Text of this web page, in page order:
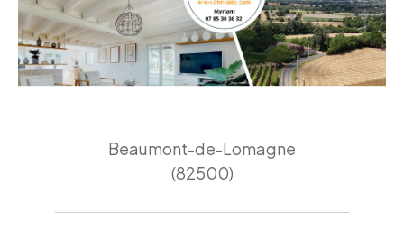
Beaumont-de-Lomagne
(82500)